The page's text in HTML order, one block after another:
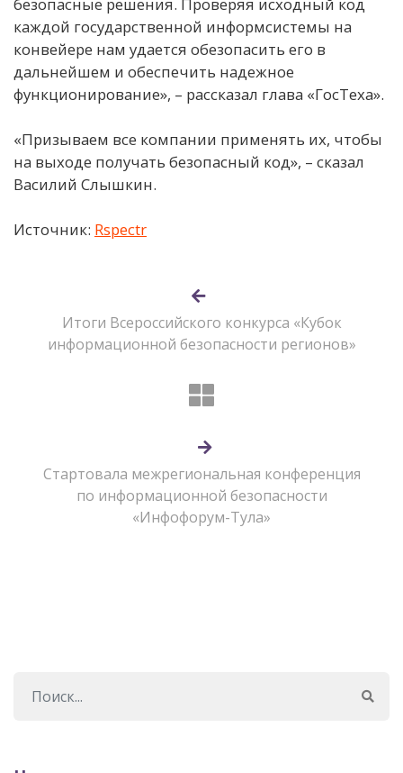
каждой государственной информсистемы на
конвейере нам удается обезопасить его в
дальнейшем и обеспечить надежное
функционирование», – рассказал глава «ГосТеха».
«Призываем все компании применять их, чтобы
на выходе получать безопасный код», – сказал
Василий Слышкин.
Источник: Rspectr
Итоги Всероссийского конкурса «Кубок
информационной безопасности регионов»
Стартовала межрегиональная конференция
по информационной безопасности
«Инфофорум-Тула»